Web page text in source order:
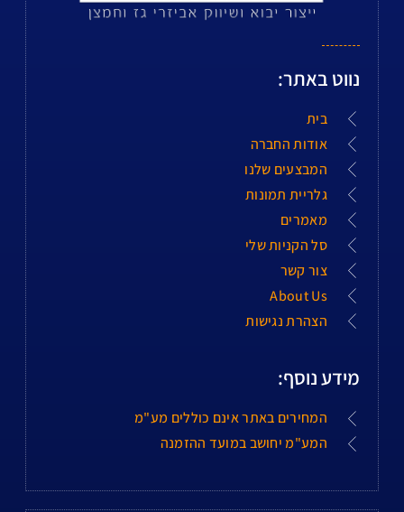
נווט באתר:
בית
אודות החברה
המבצעים שלנו
גלריית תמונות
מאמרים
סל הקניות שלי
צור קשר
About Us
הצהרת נגישות
מידע נוסף:
המחירים באתר אינם כוללים מע"מ
המע"מ יחושב במועד ההזמנה